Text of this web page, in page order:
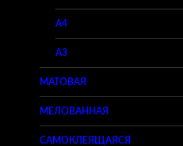
A4
A3
МАТОВАЯ
МЕЛОВАННАЯ
САМОКЛЕЯЩАЯСЯ